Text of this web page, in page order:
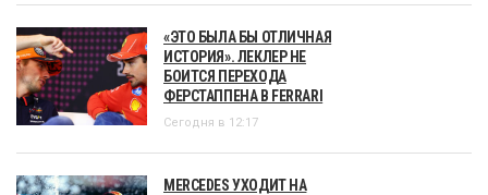
«ЭТО БЫЛА БЫ ОТЛИЧНАЯ
ИСТОРИЯ». ЛЕКЛЕР НЕ
БОИТСЯ ПЕРЕХОДА
ФЕРСТАППЕНА В FERRARI
Сегодня в 12:17
MERCEDES УХОДИТ НА